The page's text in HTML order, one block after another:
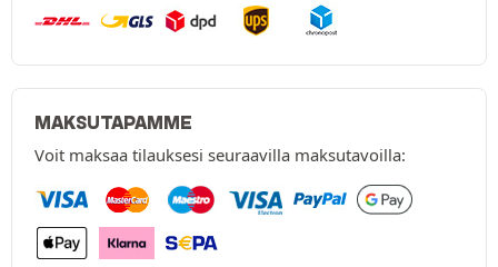
MAKSUTAPAMME
Voit maksaa tilauksesi seuraavilla maksutavoilla: